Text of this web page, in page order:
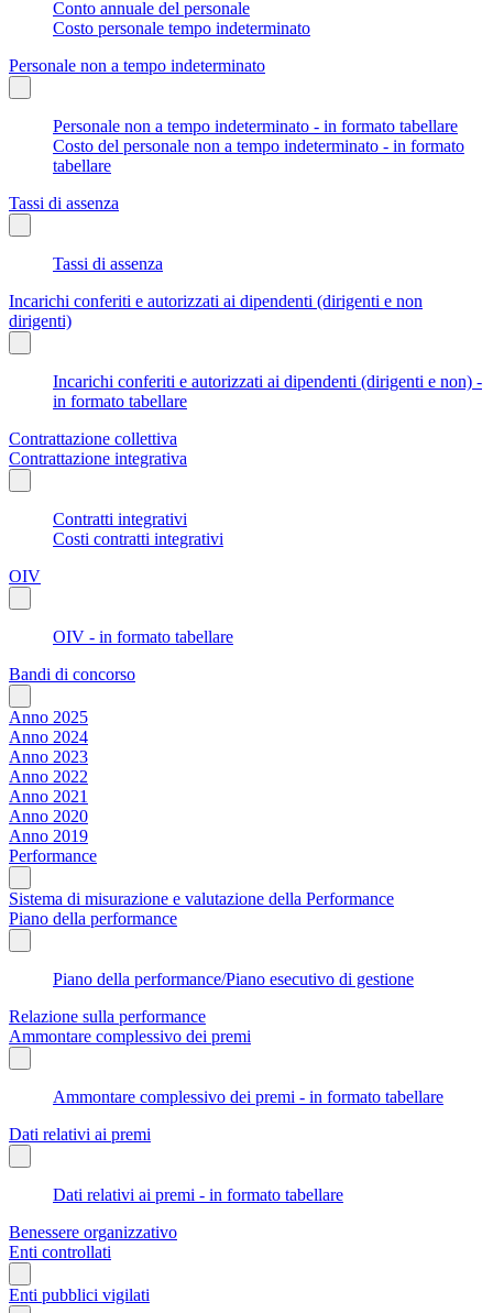
Conto annuale del personale
Costo personale tempo indeterminato
Personale non a tempo indeterminato
Personale non a tempo indeterminato - in formato tabellare
Costo del personale non a tempo indeterminato - in formato
tabellare
Tassi di assenza
Tassi di assenza
Incarichi conferiti e autorizzati ai dipendenti (dirigenti e non
dirigenti)
Incarichi conferiti e autorizzati ai dipendenti (dirigenti e non) -
in formato tabellare
Contrattazione collettiva
Contrattazione integrativa
Contratti integrativi
Costi contratti integrativi
OIV
OIV - in formato tabellare
Bandi di concorso
Anno 2025
Anno 2024
Anno 2023
Anno 2022
Anno 2021
Anno 2020
Anno 2019
Performance
Sistema di misurazione e valutazione della Performance
Piano della performance
Piano della performance/Piano esecutivo di gestione
Relazione sulla performance
Ammontare complessivo dei premi
Ammontare complessivo dei premi - in formato tabellare
Dati relativi ai premi
Dati relativi ai premi - in formato tabellare
Benessere organizzativo
Enti controllati
Enti pubblici vigilati